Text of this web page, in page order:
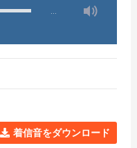
着信音をダウンロード